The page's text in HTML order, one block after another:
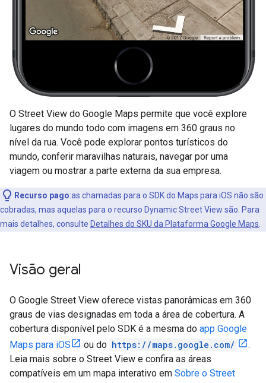
O Street View do Google Maps permite que você explore
lugares do mundo todo com imagens em 360 graus no
nível da rua. Você pode explorar pontos turísticos do
mundo, conferir maravilhas naturais, navegar por uma
viagem ou mostrar a parte externa da sua empresa.
Recurso pago:as chamadas para o SDK do Maps para iOS não são
cobradas, mas aquelas para o recurso Dynamic Street View são. Para
mais detalhes, consulte Detalhes do SKU da Plataforma Google Maps.
Visão geral
O Google Street View oferece vistas panorâmicas em 360
graus de vias designadas em toda a área de cobertura. A
cobertura disponível pelo SDK é a mesma do app Google
Maps para iOS
ou do https://maps.google.com/
.
Leia mais sobre o Street View e confira as áreas
compatíveis em um mapa interativo em Sobre o Street